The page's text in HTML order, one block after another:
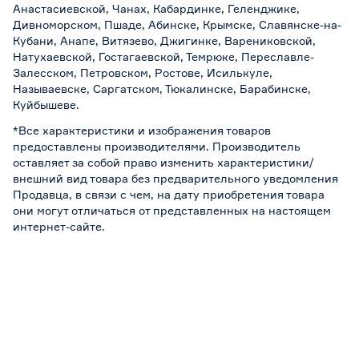
Анастасиевской, Чанах, Кабардинке, Геленджике,
Дивноморском, Пшаде, Абинске, Крымске, Славянске-на-
Кубани, Анапе, Витязево, Джигинке, Варениковской,
Натухаевской, Гостагаевской, Темрюке, Переславле-
Залесском, Петровском, Ростове, Исилькуле,
Называевске, Саргатском, Тюкалинске, Барабинске,
Куйбышеве.
*Все характеристики и изображения товаров
предоставлены производителями. Производитель
оставляет за собой право изменить характеристики/
внешний вид товара без предварительного уведомления
Продавца, в связи с чем, на дату приобретения товара
они могут отличаться от представленных на настоящем
интернет-сайте.